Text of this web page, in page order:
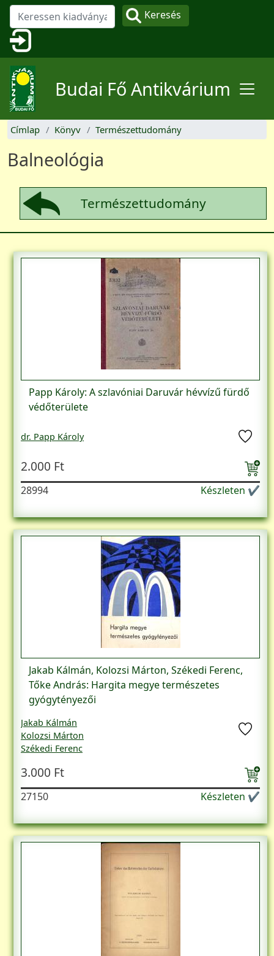
Ugrás a tartalomra
Keresés
Felhasználói fiók menüje
Budai Fő Antikvárium
Címlap Könyv Természettudomány
Balneológia
Természettudomány
Papp Károly: A szlavóniai Daruvár hévvízű fürdő
védőterülete
dr. Papp Károly
2.000 Ft
28994 Készleten ✔
Jakab Kálmán, Kolozsi Márton, Székedi Ferenc,
Tőke András: Hargita megye természetes
gyógytényezői
Jakab Kálmán
Kolozsi Márton
Székedi Ferenc
3.000 Ft
27150 Készleten ✔